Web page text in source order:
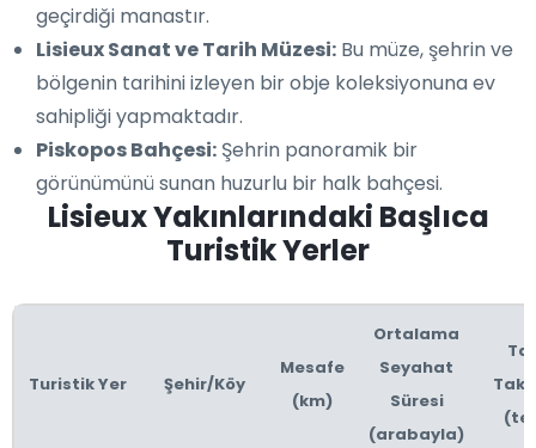
geçirdiği manastır.
Lisieux Sanat ve Tarih Müzesi: Bu müze, şehrin ve
bölgenin tarihini izleyen bir obje koleksiyonuna ev
sahipliği yapmaktadır.
Piskopos Bahçesi: Şehrin panoramik bir
görünümünü sunan huzurlu bir halk bahçesi.
Lisieux Yakınlarındaki Başlıca
Turistik Yerler
Turistik Yer Şehir/Köy
Mesafe
(km)
Ortalama
Seyahat
Süresi
(arabayla)